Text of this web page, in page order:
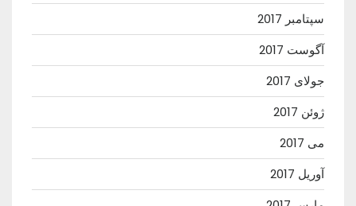
سپتامبر 2017
آگوست 2017
جولای 2017
ژوئن 2017
می 2017
آوریل 2017